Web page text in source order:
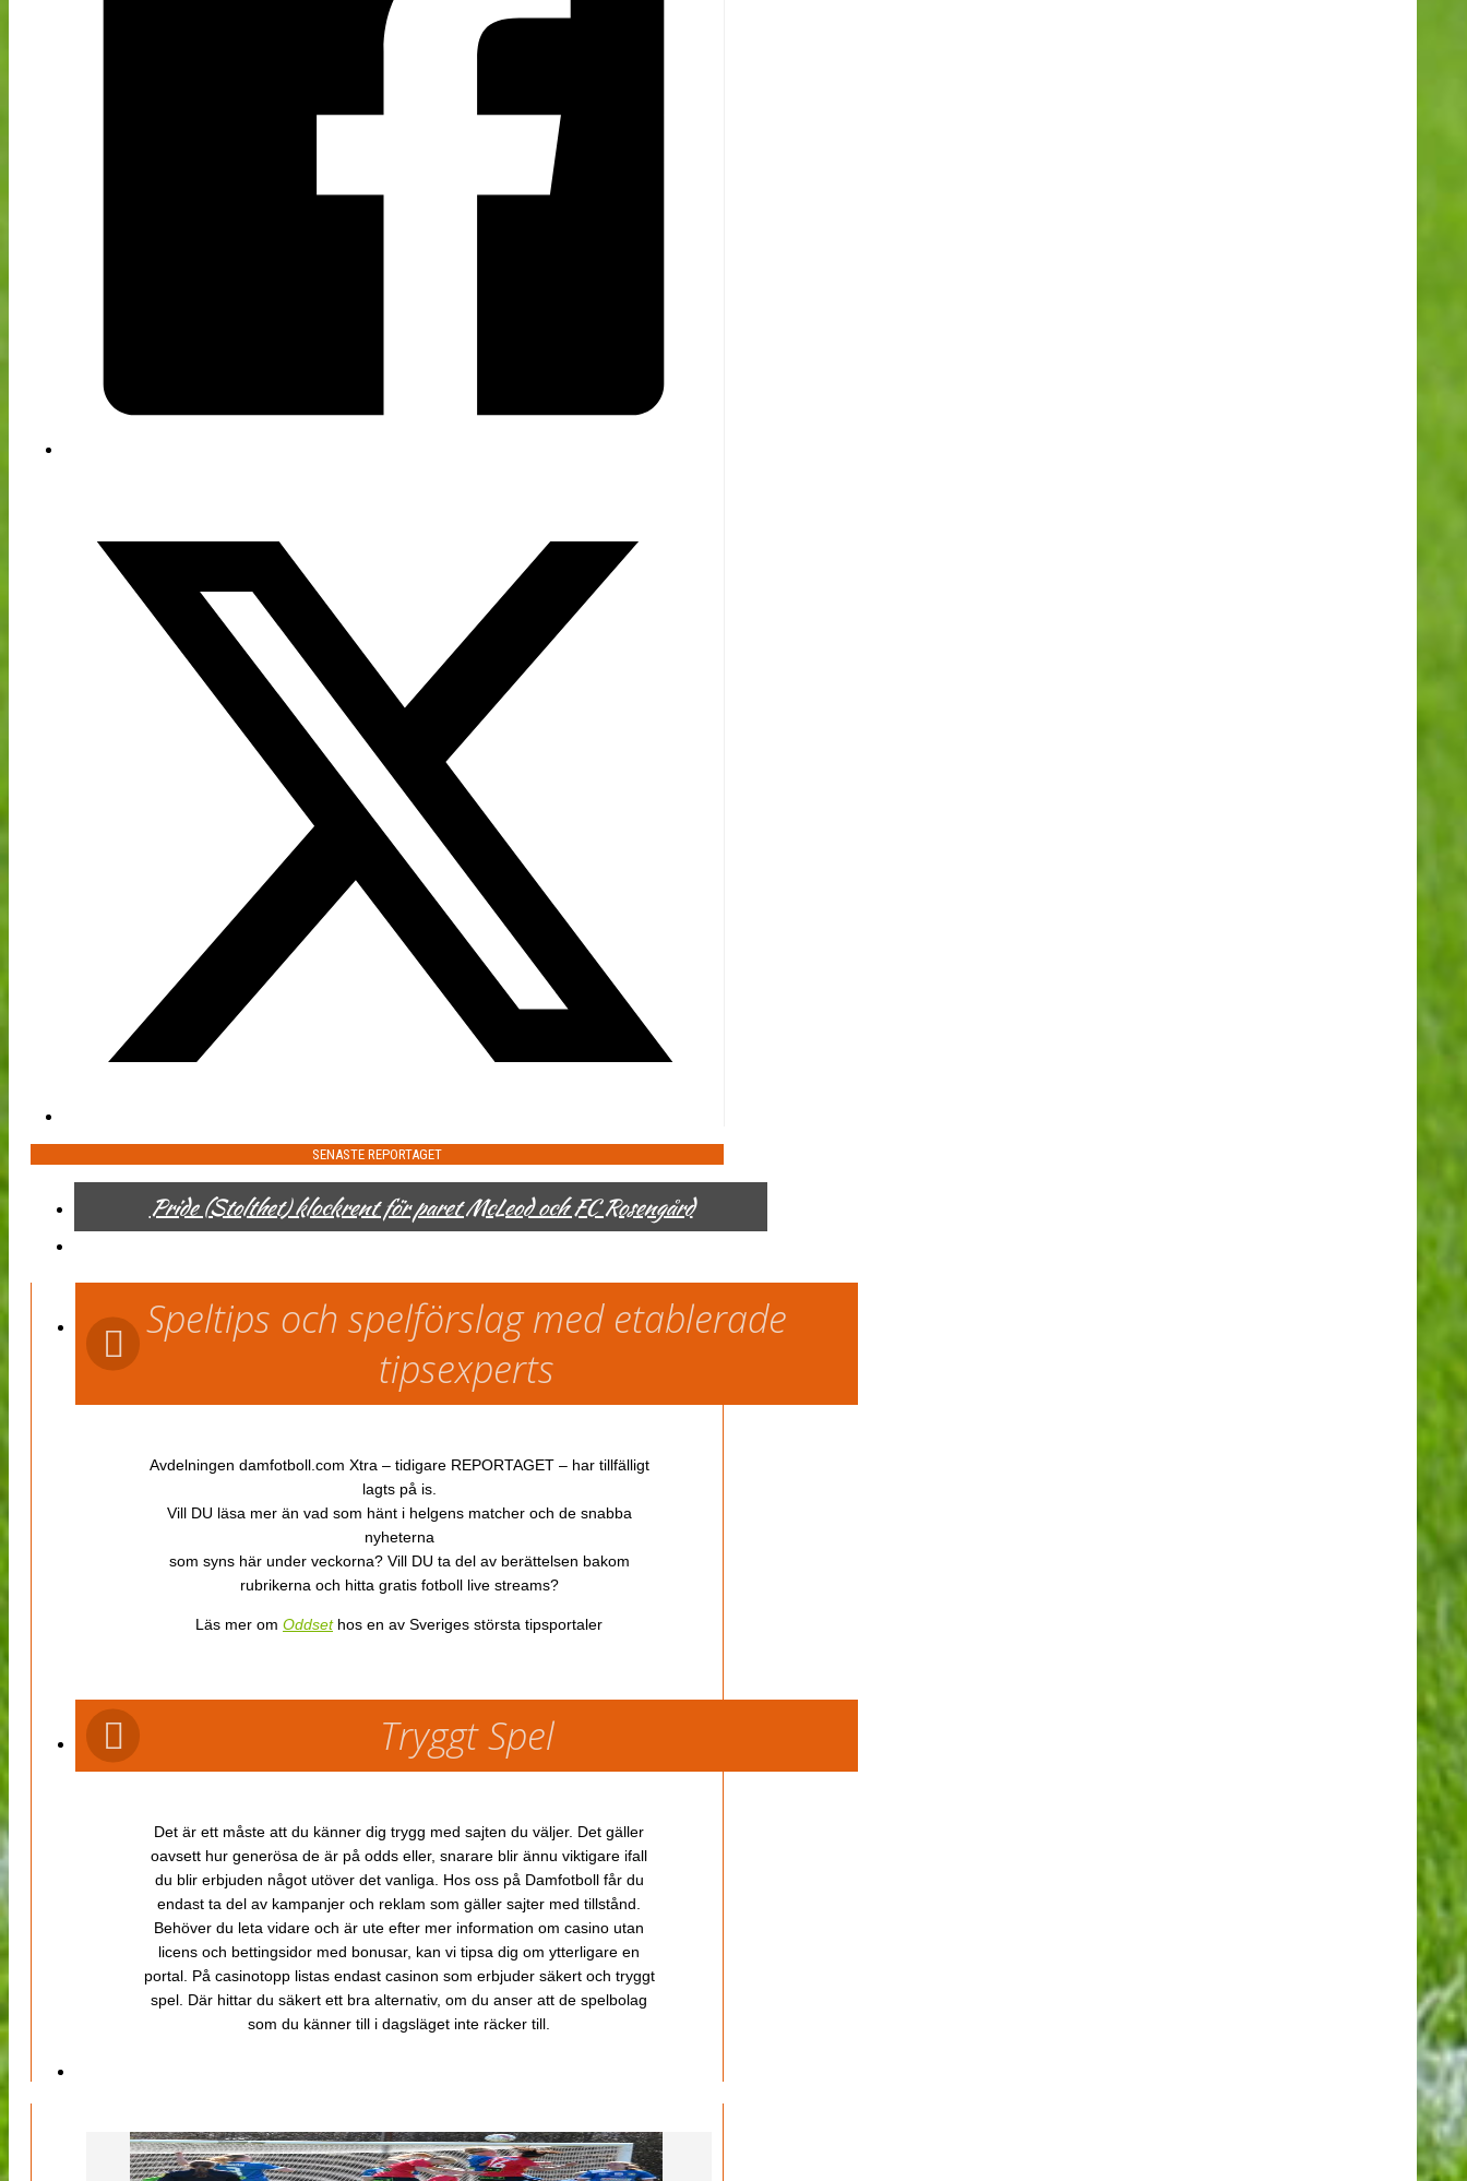
SENASTE REPORTAGET
Pride (Stolthet) klockrent för paret McLeod och FC Rosengård
Speltips och spelförslag med etablerade
tipsexperts
Avdelningen damfotboll.com Xtra – tidigare REPORTAGET – har tillfälligt
lagts på is.
Vill DU läsa mer än vad som hänt i helgens matcher och de snabba
nyheterna
som syns här under veckorna? Vill DU ta del av berättelsen bakom
rubrikerna och hitta gratis fotboll live streams?
Läs mer om Oddsethos en av Sveriges största tipsportaler
Tryggt Spel
Det är ett måste att du känner dig trygg med sajten du väljer. Det gäller
oavsett hur generösa de är på odds eller, snarare blir ännu viktigare ifall
du blir erbjuden något utöver det vanliga. Hos oss på Damfotboll får du
endast ta del av kampanjer och reklam som gäller sajter med tillstånd.
Behöver du leta vidare och är ute efter mer information om casino utan
licens och bettingsidor med bonusar, kan vi tipsa dig om ytterligare en
portal. På casinotopp listas endast casinon som erbjuder säkert och tryggt
spel. Där hittar du säkert ett bra alternativ, om du anser att de spelbolag
som du känner till i dagsläget inte räcker till.